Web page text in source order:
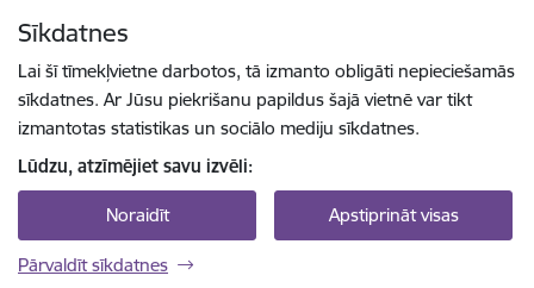
Sīkdatnes
Lai šī tīmekļvietne darbotos, tā izmanto obligāti nepieciešamās
sīkdatnes. Ar Jūsu piekrišanu papildus šajā vietnē var tikt
izmantotas statistikas un sociālo mediju sīkdatnes.
Lūdzu, atzīmējiet savu izvēli:
Noraidīt Apstiprināt visas
Pārvaldīt sīkdatnes